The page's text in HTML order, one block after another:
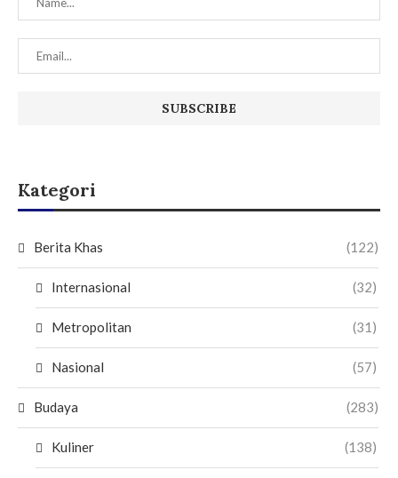
Kategori
Berita Khas (122)
Internasional (32)
Metropolitan (31)
Nasional (57)
Budaya (283)
Kuliner (138)